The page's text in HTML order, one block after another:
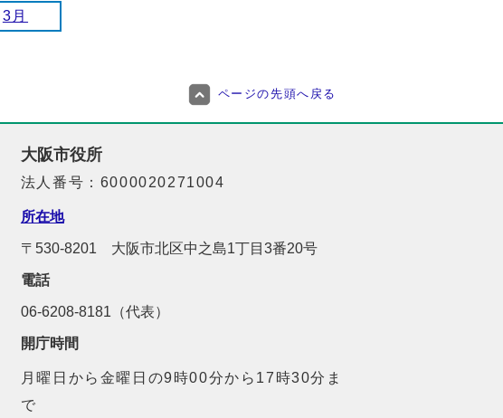
3月
ページの先頭へ戻る
大阪市役所
法人番号：6000020271004
所在地
〒530-8201 大阪市北区中之島1丁目3番20号
電話
06-6208-8181（代表）
開庁時間
月曜日から金曜日の9時00分から17時30分ま
で